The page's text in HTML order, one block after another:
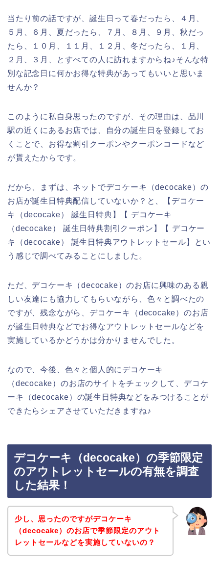
当たり前の話ですが、誕生日って春だったら、４月、
５月、６月、夏だったら、７月、８月、９月、秋だっ
たら、１０月、１１月、１２月、冬だったら、１月、
２月、３月、とすべての人に訪れますからね♪そんな特
別な記念日に何かお得な特典があってもいいと思いま
せんか？
このように私自身思ったのですが、その理由は、品川
駅の近くにあるお店では、自分の誕生日を登録してお
くことで、お得な割引クーポンやクーポンコードなど
が貰えたからです。
だから、まずは、ネットでデコケーキ（decocake）の
お店が誕生日特典配信していないか？と、【デコケー
キ（decocake） 誕生日特典】【 デコケーキ
（decocake） 誕生日特典割引クーポン】【 デコケー
キ（decocake） 誕生日特典アウトレットセール】とい
う感じで調べてみることにしました。
ただ、デコケーキ（decocake）のお店に興味のある親
しい友達にも協力してもらいながら、色々と調べたの
ですが、残念ながら、デコケーキ（decocake）のお店
が誕生日特典などでお得なアウトレットセールなどを
実施しているかどうかは分かりませんでした。
なので、今後、色々と個人的にデコケーキ
（decocake）のお店のサイトをチェックして、デコケ
ーキ（decocake）の誕生日特典などをみつけることが
できたらシェアさせていただきますね♪
デコケーキ（decocake）の季節限定
のアウトレットセールの有無を調査
した結果！
少し、思ったのですがデコケーキ
（decocake）のお店で季節限定のアウト
レットセールなどを実施していないの？